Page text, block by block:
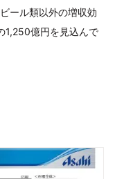
ール類以外の増収効
1,250億円を見込んで